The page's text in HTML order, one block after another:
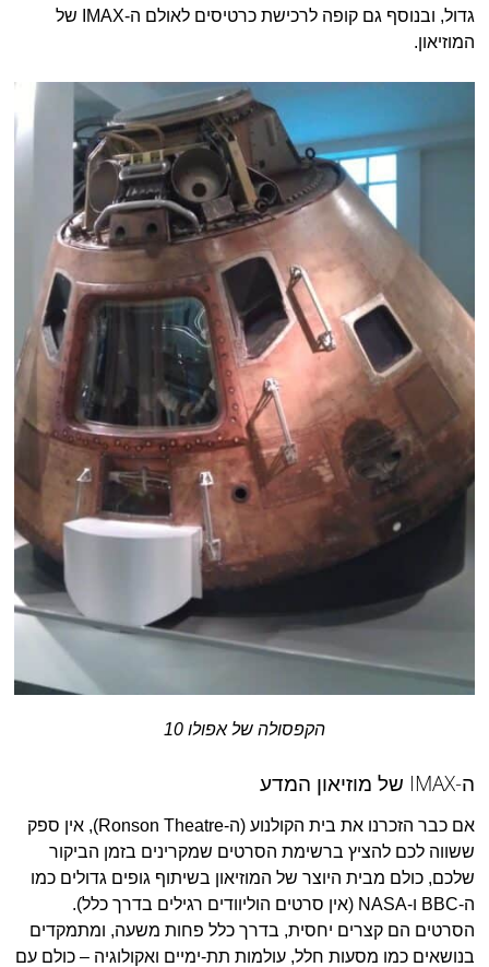
גדול, ובנוסף גם קופה לרכישת כרטיסים לאולם ה-IMAX של
המוזיאון.
הקפסולה של אפולו 10
ה-IMAX של מוזיאון המדע
אם כבר הזכרנו את בית הקולנוע (ה-Ronson Theatre), אין ספק
ששווה לכם להציץ ברשימת הסרטים שמקרינים בזמן הביקור
שלכם, כולם מבית היוצר של המוזיאון בשיתוף גופים גדולים כמו
ה-BBC ו-NASA (אין סרטים הוליוודים רגילים בדרך כלל).
הסרטים הם קצרים יחסית, בדרך כלל פחות משעה, ומתמקדים
בנושאים כמו מסעות חלל, עולמות תת-ימיים ואקולוגיה – כולם עם